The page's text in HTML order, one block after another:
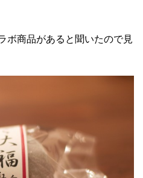
ボ商品があると聞いたので見